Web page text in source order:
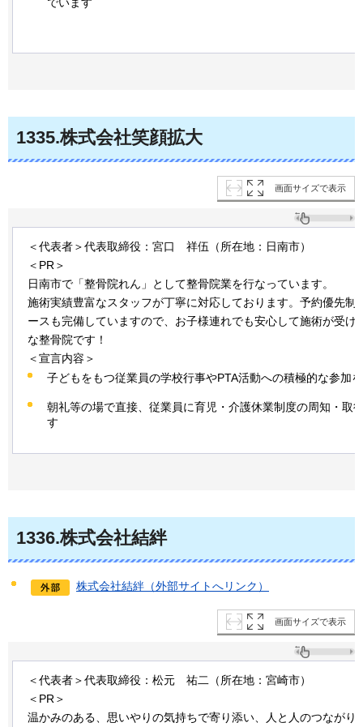
1335.株式会社笑顔拡大
画面サイズで表示
＜代表者＞代表取締役：宮口 祥伍 （所在地：日南市）
＜PR＞
日南市で「整骨院れん」として整骨院業を行なっています。
施術実績豊富なスタッフが丁寧に対応しております。予約優先制
ースも完備していますので、お子様連れでも安心して施術が受け
な整骨院です！
＜宣言内容＞
子どもをもつ従業員の学校行事やPTA活動への積極的な参加
朝礼等の場で直接、従業員に育児・介護休業制度の周知・取
す
1336.株式会社結絆
株式会社結絆（外部サイトへリンク）
画面サイズで表示
＜代表者＞代表取締役：松元 祐二
（所在地：宮崎市）
＜PR＞
温かみのある、思いやりの気持ちで寄り添い、人と人のつながり